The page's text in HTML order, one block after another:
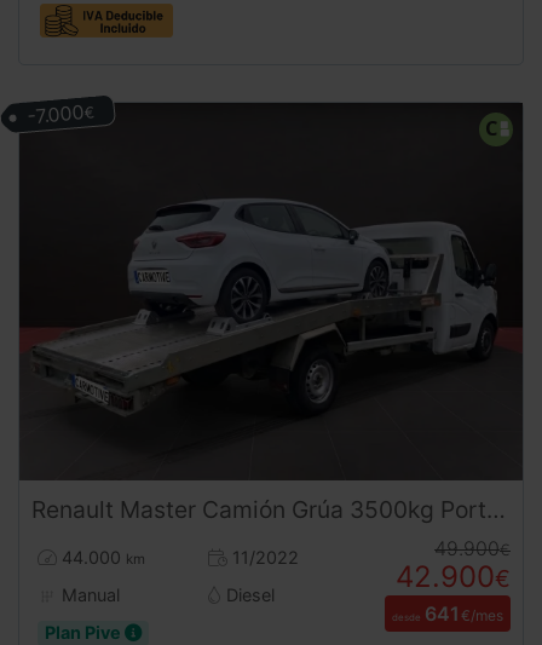
Renault Master Camión Grúa 3500kg Portacoches | Desde 641€/mes
44.000 km
11/2022
Manual
Diesel
Plan Pive
49.900€
42.900€
desde 641 €/mes
-7.000€